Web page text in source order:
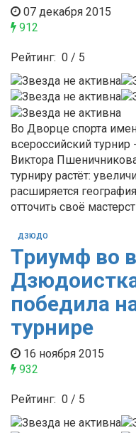
07 декабря 2015
912
Рейтинг: 0 / 5
Во Дворце спорта
всероссийский
Виктора
турниру растёт:
расширяется
отточить своё
ДЗЮДО
Триумф во
победила
турнире
16 ноября 2015
932
Рейтинг: 0 / 5